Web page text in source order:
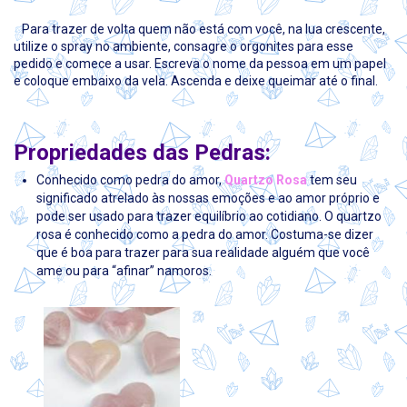
Para trazer de volta quem não está com você, na lua crescente,
utilize o spray no ambiente, consagre o orgonites para esse
pedido e comece a usar. Escreva o nome da pessoa em um papel
e coloque embaixo da vela. Ascenda e deixe queimar até o final.
Propriedades das Pedras:
Conhecido como pedra do amor,Quartzo Rosatem seu
significado atrelado às nossas emoções e ao amor próprio e
pode ser usado para trazer equilíbrio ao cotidiano. O quartzo
rosa é conhecido como a pedra do amor. Costuma-se dizer
que é boa para trazer para sua realidade alguém que você
ame ou para “afinar” namoros.